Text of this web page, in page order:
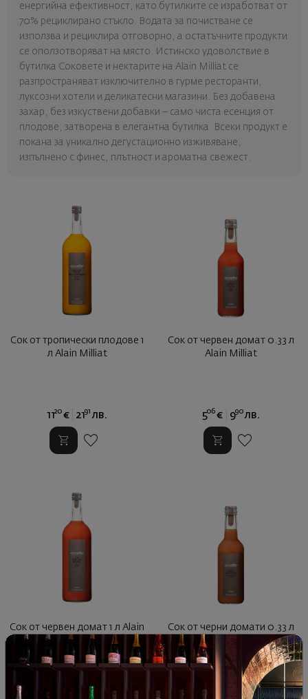
енергийна ефективност, като бутилките се изработват от
70% рециклирано стъкло. Водата за почистване се
използва и рециклира отговорно, а остатъчните продукти
се оползотворяват на място. Истинско удоволствие в
бутилка Соковете и нектарите на Alain Milliat се
разпространяват изключително в гурме ресторанти,
луксозни хотели и деликатесни магазини. Без добавена
захар, без изкуствени добавки – само чиста есенция от
плодове, затворена в елегантна бутилка. Всеки продукт е
покана за уникално дегустационно изживяване,
изпълнено с финес, плътност и ароматна свежест.
Сок от тропически плодове 1
л Alain Milliat
1120 € 2191 лв.
Сок от червен домат 0.33 л
Alain Milliat
506 € 990 лв.
Сок от червен домат 1 л Alain
Milliat
Сок от черни домати 0.33 л
Alain Milliat